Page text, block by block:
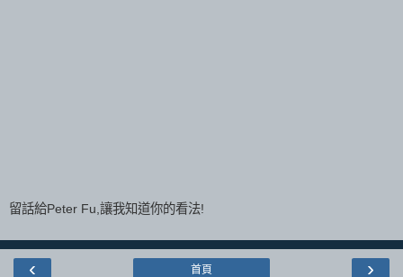
留話給Peter Fu,讓我知道你的看法!
‹ ›
首頁